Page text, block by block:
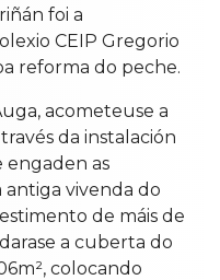
foi a
CEIP Gregorio
reforma do peche.
acometeuse a
da instalación
engaden as
vivenda do
de máis de
a cuberta do
colocando